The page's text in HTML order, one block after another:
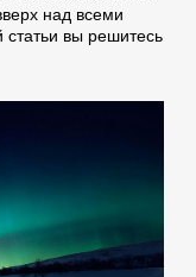
над всеми
вы решитесь